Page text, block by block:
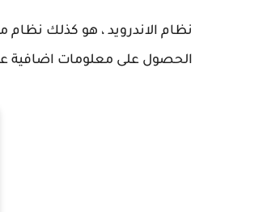
نظام الاندرويد ، هو كذلك نظام
الحصول على معلومات اضافية